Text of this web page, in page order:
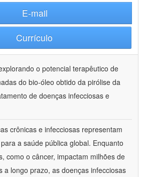
E-mail
Currículo
o potencial terapêutico de
do bio-óleo obtido da pirólise da
de doenças infecciosas e
crônicas e infecciosas representam
a saúde pública global. Enquanto
como o câncer, impactam milhões de
a longo prazo, as doenças infecciosas